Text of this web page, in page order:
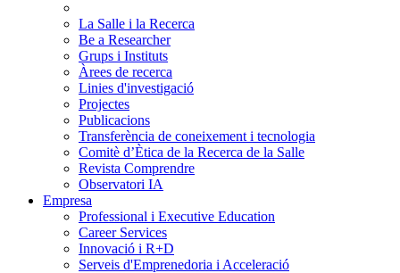
La Salle i la Recerca
Be a Researcher
Grups i Instituts
Àrees de recerca
Linies d'investigació
Projectes
Publicacions
Transferència de coneixement i tecnologia
Comitè d’Ètica de la Recerca de la Salle
Revista Comprendre
Observatori IA
Empresa
Professional i Executive Education
Career Services
Innovació i R+D
Serveis d'Emprenedoria i Acceleració